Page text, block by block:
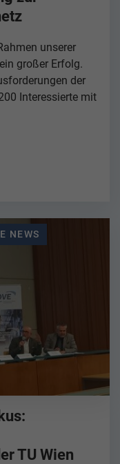
unserer
großer Erfolg.
der
Interessierte mit
NEWS
TU Wien